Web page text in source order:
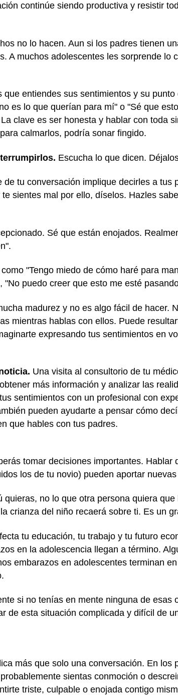
continúe siendo productiva y resistir
no lo hacen. Aun si los padres tienen
A muchos adolescentes les sorprende lo
entiendes sus sentimientos y su
es lo que querían para mí" o "Sé que
clave es ser honesta y hablar con toda
calmarlos, podría sonar fingido.
Escucha lo que dicen.
de tu conversación implique decirles a tus
sientes mal por ello, díselos. Hazles
Sé que están enojados.
"Tengo miedo de cómo haré para
puedo creer que esto me esté
madurez y no es algo fácil de hacer.
mientras hablas con ellos. Puede
expresando tus sentimientos en
Una visita al consultorio de tu
más información y analizar las
sentimientos con un profesional con
pueden ayudarte a pensar cómo
que hables con tus padres.
tomar decisiones importantes. Hablar
los de tu novio) pueden aportar
no lo que otra persona quiera
crianza del niño recaerá sobre ti. Es un
tu educación, tu trabajo y tu futuro
en la adolescencia llegan a término.
embarazos en adolescentes terminan
si no tenías en mente ninguna de esas
de esta situación complicada y difícil de
más que solo una conversación. En los
sientas conmoción o
triste, culpable o enojada contigo